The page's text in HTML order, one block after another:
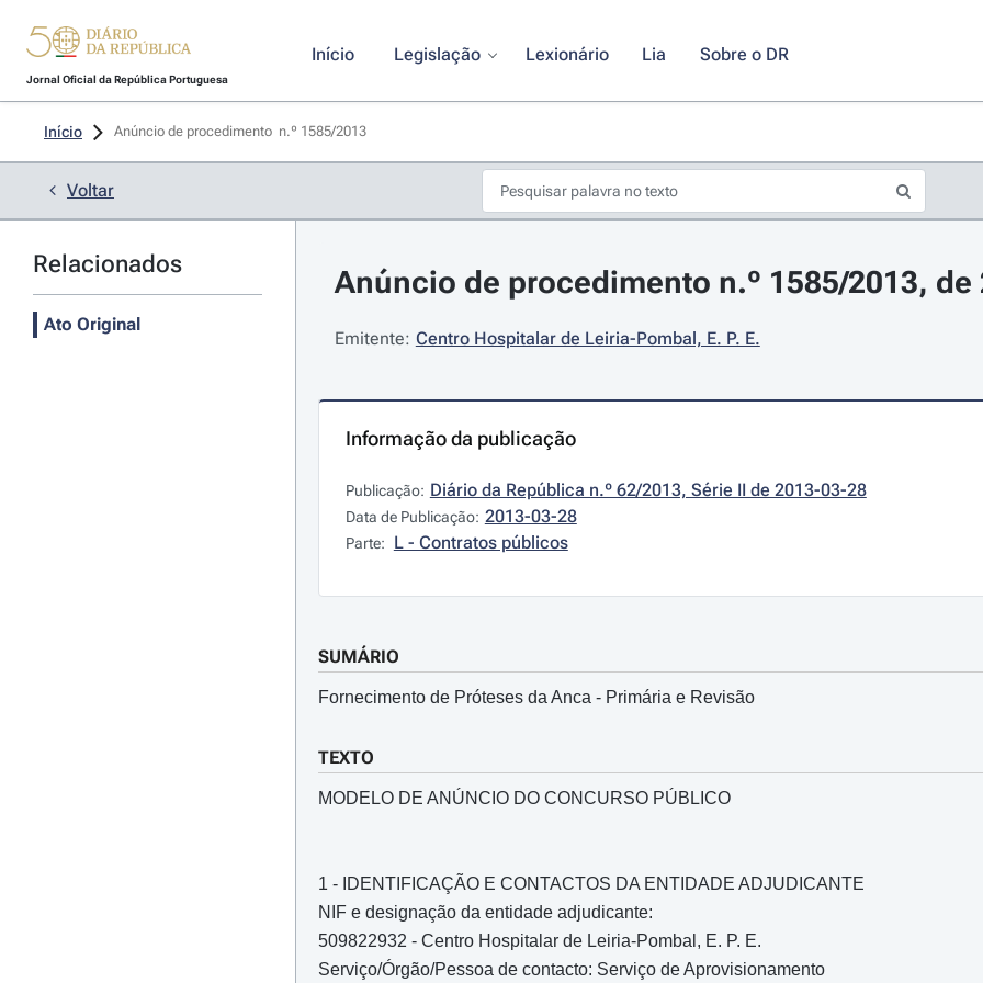
Jornal Oficial da República Portuguesa
Início Legislação Lexionário Lia Sobre o DR
Início Anúncio de procedimento  n.º 1585/2013
Voltar
Relacionados
Ato Original
Anúncio de procedimento n.º 1585/2013, de
Emitente: Centro Hospitalar de Leiria-Pombal, E. P. E.
Informação da publicação
Publicação: Diário da República n.º 62/2013, Série II de 2013-03-28
Data de Publicação: 2013-03-28
Parte: L - Contratos públicos
SUMÁRIO
Fornecimento de Próteses da Anca - Primária e Revisão
TEXTO
MODELO DE ANÚNCIO DO CONCURSO PÚBLICO
1 - IDENTIFICAÇÃO E CONTACTOS DA ENTIDADE ADJUDICANTE
NIF e designação da entidade adjudicante:
509822932 - Centro Hospitalar de Leiria-Pombal, E. P. E.
Serviço/Órgão/Pessoa de contacto: Serviço de Aprovisionamento